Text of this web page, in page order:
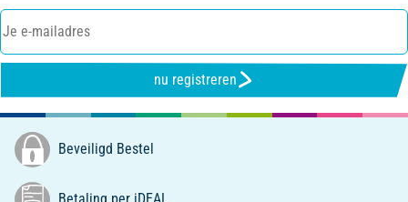
nu registreren
Beveiligd Bestel
Betaling per iDEAL